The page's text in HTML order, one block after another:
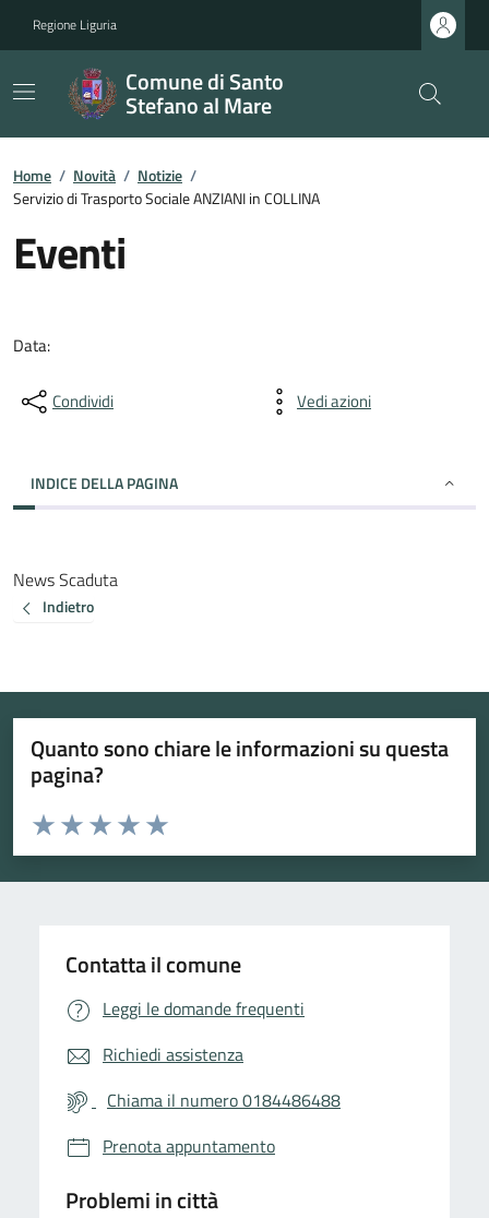
Regione Liguria
Comune di Santo
Stefano al Mare
Home / Novità / Notizie /
Servizio di Trasporto Sociale ANZIANI in COLLINA
Eventi
Data:
Condividi Vedi azioni
INDICE DELLA PAGINA
News Scaduta
Indietro
Quanto sono chiare le informazioni su questa
pagina?
Valuta da 1 a 5 stelle la pagina
Valuta 5 stelle su 5
Valuta 4 stelle su 5
Valuta 3 stelle su 5
Valuta 2 stelle su 5
Valuta 1 stelle su 5
Contatta il comune
Leggi le domande frequenti
Richiedi assistenza
Chiama il numero 0184486488
Prenota appuntamento
Problemi in città